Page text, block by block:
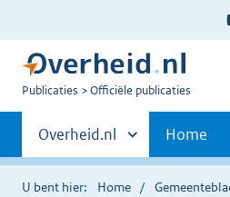
U
Publicaties Officiële publicaties
Primaire
navigatie
Andere
sites
binnen
Overheid.nl Home
U bent hier: Home